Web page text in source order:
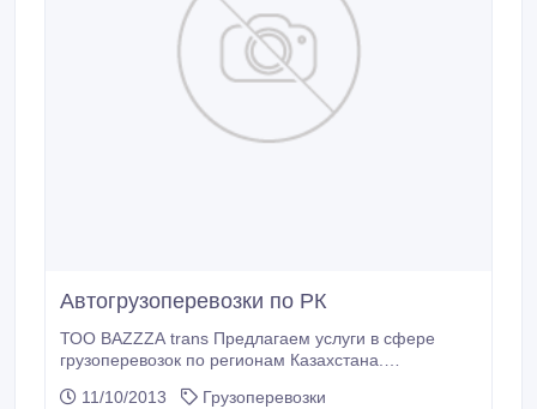
Автогрузоперевозки по РК
ТОО BAZZZA trans Предлагаем услуги в сфере
грузоперевозок по регионам Казахстана.
место назначения. Работаем «от двери до двери».
11/10/2013
Грузоперевозки